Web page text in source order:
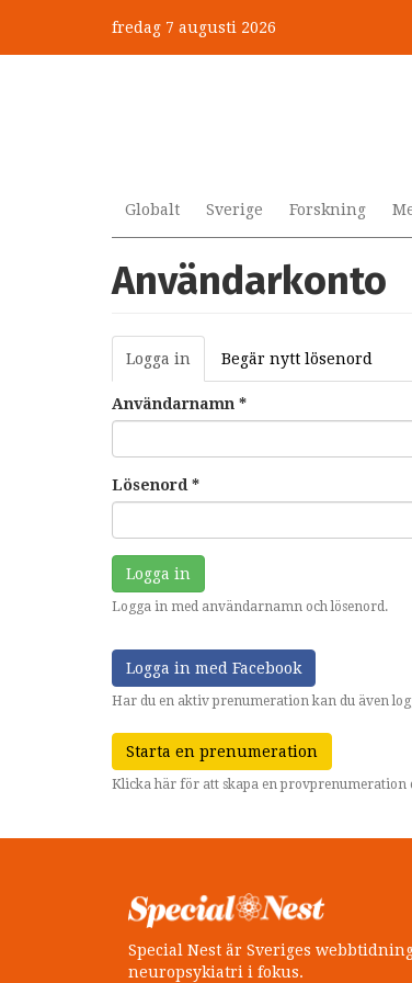
huvudinnehåll
fredag 7 augusti 2026
Globalt Sverige Forskning
Användarkonto
Primära
flikar
Logga in (aktiv
flik)
Begär nytt lösenord
Användarnamn *
Lösenord *
Logga in
Logga in med användarnamn och lösenord.
Logga in med Facebook
Har du en aktiv prenumeration kan du även
Starta en prenumeration
Klicka här för att skapa en
Special Nest är Sveriges
neuropsykiatri i fokus.